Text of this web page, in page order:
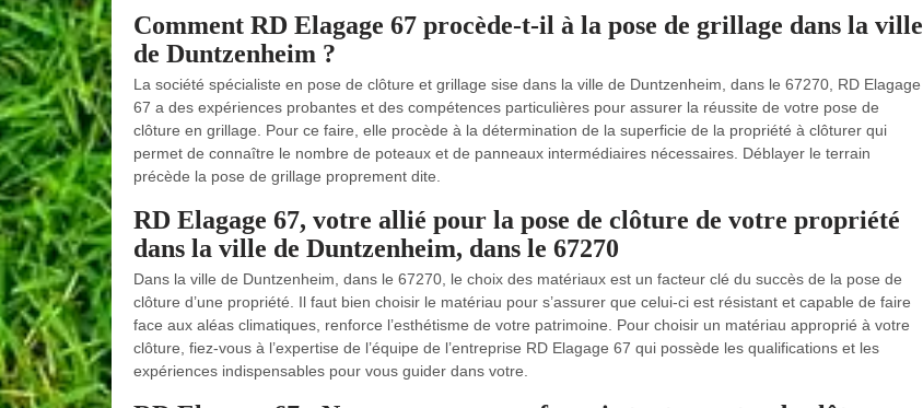
Comment RD Elagage 67 procède-t-il à la pose de grillage dans la ville
de Duntzenheim ?
La société spécialiste en pose de clôture et grillage sise dans la ville de Duntzenheim, dans le 67270, RD Elagage
67 a des expériences probantes et des compétences particulières pour assurer la réussite de votre pose de
clôture en grillage. Pour ce faire, elle procède à la détermination de la superficie de la propriété à clôturer qui
permet de connaître le nombre de poteaux et de panneaux intermédiaires nécessaires. Déblayer le terrain
précède la pose de grillage proprement dite.
RD Elagage 67, votre allié pour la pose de clôture de votre propriété
dans la ville de Duntzenheim, dans le 67270
Dans la ville de Duntzenheim, dans le 67270, le choix des matériaux est un facteur clé du succès de la pose de
clôture d’une propriété. Il faut bien choisir le matériau pour s’assurer que celui-ci est résistant et capable de faire
face aux aléas climatiques, renforce l’esthétisme de votre patrimoine. Pour choisir un matériau approprié à votre
clôture, fiez-vous à l’expertise de l’équipe de l’entreprise RD Elagage 67 qui possède les qualifications et les
expériences indispensables pour vous guider dans votre.